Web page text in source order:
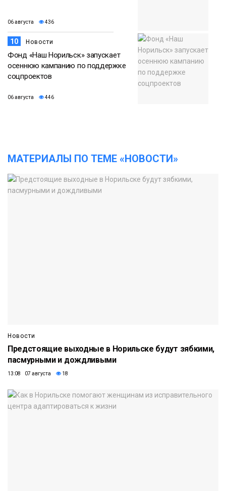
06 августа 436
10 Новости
Фонд «Наш Норильск» запускает
осеннюю кампанию по поддержке
соцпроектов
06 августа 446
МАТЕРИАЛЫ ПО ТЕМЕ «НОВОСТИ»
Новости
Предстоящие выходные в Норильске будут зябкими,
пасмурными и дождливыми
13:08 07 августа 18